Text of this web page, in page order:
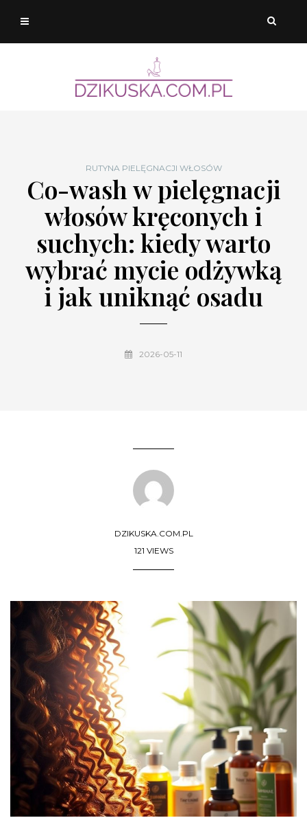
RUTYNA PIELĘGNACJI WŁOSÓW
Co-wash w pielęgnacji
włosów kręconych i
suchych: kiedy warto
wybrać mycie odżywką
i jak uniknąć osadu
2026-05-11
DZIKUSKA.COM.PL
121 VIEWS